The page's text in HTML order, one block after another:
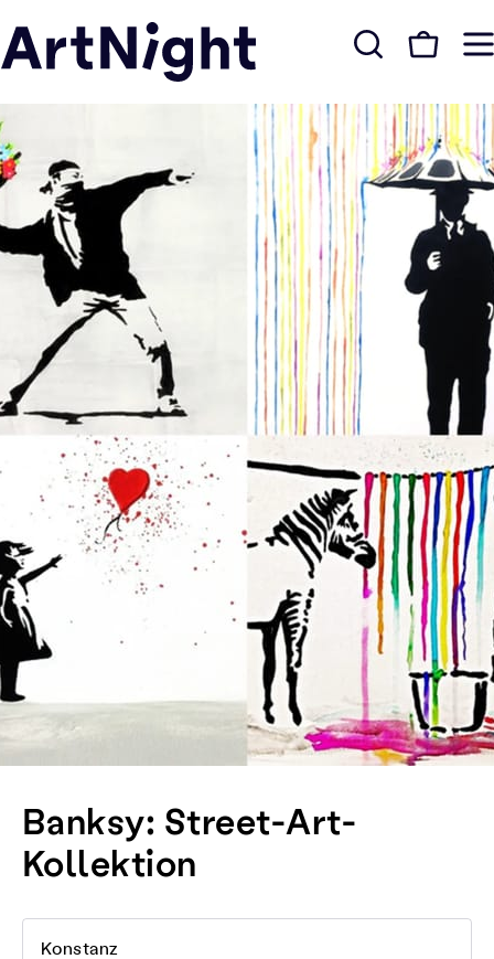
Banksy: Street-Art-
Kollektion
Konstanz